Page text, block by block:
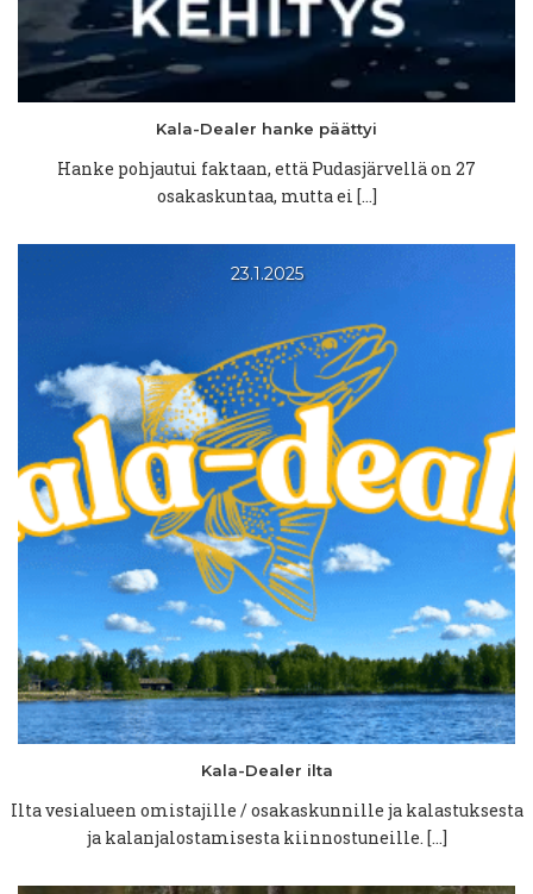
Kala-Dealer hanke päättyi
Hanke pohjautui faktaan, että Pudasjärvellä on 27
osakaskuntaa, mutta ei […]
23.1.2025
Kala-Dealer ilta
Ilta vesialueen omistajille / osakaskunnille ja kalastuksesta
ja kalanjalostamisesta kiinnostuneille. […]